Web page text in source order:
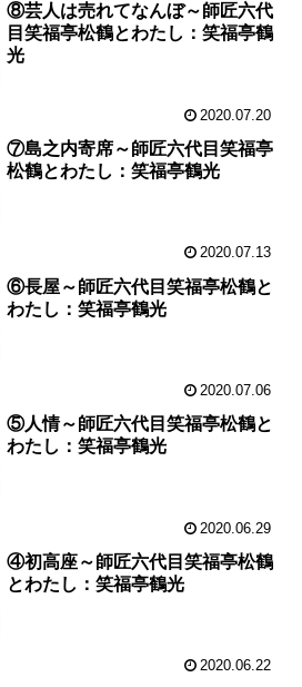
⑧芸人は売れてなんぼ～師匠六代
目笑福亭松鶴とわたし：笑福亭鶴
光
2020.07.20
⑦島之内寄席～師匠六代目笑福亭
松鶴とわたし：笑福亭鶴光
2020.07.13
⑥長屋～師匠六代目笑福亭松鶴と
わたし：笑福亭鶴光
2020.07.06
⑤人情～師匠六代目笑福亭松鶴と
わたし：笑福亭鶴光
2020.06.29
④初高座～師匠六代目笑福亭松鶴
とわたし：笑福亭鶴光
2020.06.22